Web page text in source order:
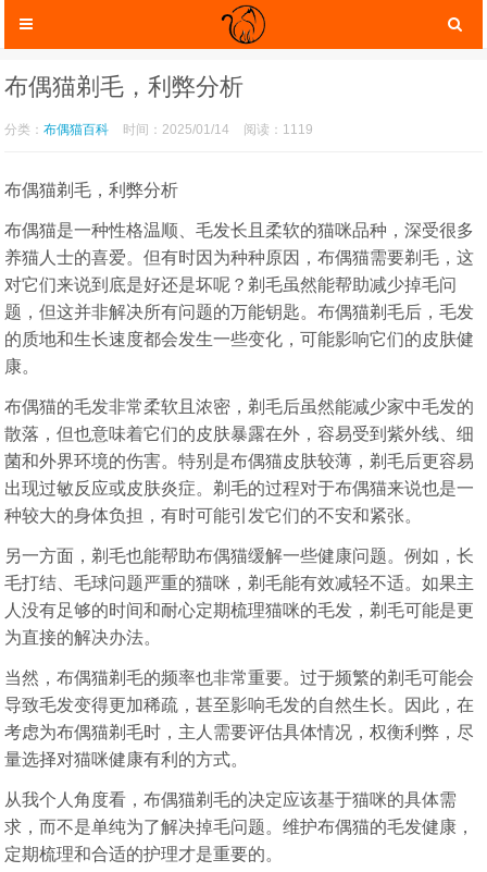
咪服装 猫咪玩具
猫咪托运
布偶猫剃毛，利弊分析
分类：布偶猫百科 时间：2025/01/14 阅读：1119
布偶猫剃毛，利弊分析
布偶猫是一种性格温顺、毛发长且柔软的猫咪品种，深受很多
养猫人士的喜爱。但有时因为种种原因，布偶猫需要剃毛，这
对它们来说到底是好还是坏呢？剃毛虽然能帮助减少掉毛问
题，但这并非解决所有问题的万能钥匙。布偶猫剃毛后，毛发
的质地和生长速度都会发生一些变化，可能影响它们的皮肤健
康。
布偶猫的毛发非常柔软且浓密，剃毛后虽然能减少家中毛发的
散落，但也意味着它们的皮肤暴露在外，容易受到紫外线、细
菌和外界环境的伤害。特别是布偶猫皮肤较薄，剃毛后更容易
出现过敏反应或皮肤炎症。剃毛的过程对于布偶猫来说也是一
种较大的身体负担，有时可能引发它们的不安和紧张。
另一方面，剃毛也能帮助布偶猫缓解一些健康问题。例如，长
毛打结、毛球问题严重的猫咪，剃毛能有效减轻不适。如果主
人没有足够的时间和耐心定期梳理猫咪的毛发，剃毛可能是更
为直接的解决办法。
当然，布偶猫剃毛的频率也非常重要。过于频繁的剃毛可能会
导致毛发变得更加稀疏，甚至影响毛发的自然生长。因此，在
考虑为布偶猫剃毛时，主人需要评估具体情况，权衡利弊，尽
量选择对猫咪健康有利的方式。
从我个人角度看，布偶猫剃毛的决定应该基于猫咪的具体需
求，而不是单纯为了解决掉毛问题。维护布偶猫的毛发健康，
定期梳理和合适的护理才是重要的。